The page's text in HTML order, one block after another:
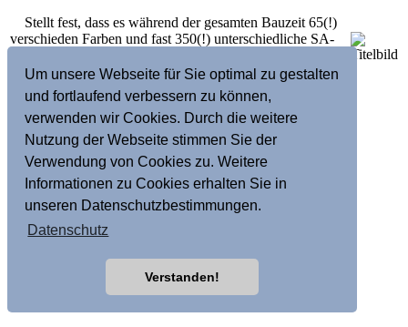
Um unsere Webseite für Sie optimal zu gestalten
und fortlaufend verbessern zu können,
verwenden wir Cookies. Durch die weitere
Nutzung der Webseite stimmen Sie der
Verwendung von Cookies zu. Weitere
Informationen zu Cookies erhalten Sie in
unseren Datenschutzbestimmungen.
Datenschutz
Verstanden!
Stellt fest, dass es während der gesamten Bauzeit 65(!)
verschieden Farben und fast 350(!) unterschiedliche SA-
Das einzige Fahrzeug, dass es schaffte, den VW Golf in
der Zulassungsstatistik zu überholen, übt auch heute noch,
fast 40 Jahre nach seiner Einführung, auf viele eine
magische Anziehungskraft aus. Den sie sagen sich, jedes
mal wenn sie in ihren W123 einsteigen:
Willkommen zu Hause.